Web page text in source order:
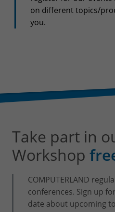
+32(0)800/12.712 (Fr)
+32(0)4 239.89.39
logistics-cpld@keyes.eu
invoice-cpld@keyes.eu
on different topics/
you.
Take part in
Workshop
COMPUTERLAND
conferences. Sign up
date about upcoming